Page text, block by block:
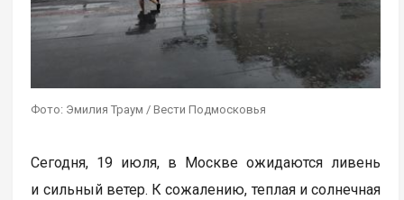
Фото: Эмилия Траум / Вести Подмосковья
Сегодня, 19 июля, в Москве ожидаются ливень
и сильный ветер. К сожалению, теплая и солнечная